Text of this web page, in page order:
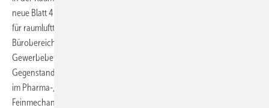
neue Blatt 4 der VDI 3803 befasst sich jetzt mit der Filteranwendung
für raumlufttechnische Anlagen (RLT-Anlagen) für den Wohn- und
Bürobereich, in öffentlichen Bauten, Dienstleistungs- und
Gewerbebetrieben, in Schulen und Sportanlagen. Ebenfalls
Gegenstand dieser Richtlinie sind RLT-Anlagen im Gesundheitswesen,
im Pharma-, Labor- und Lebensmittelbereich, sowie im Optik-,
Feinmechanik- und Elektronikbereich. Auch die industrielle